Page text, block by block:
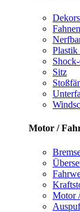
Fahnen
Plastik
Sitz
Motor /
Motor